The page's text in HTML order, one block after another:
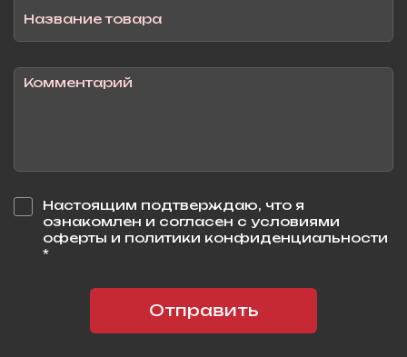
Настоящим подтверждаю, что я
ознакомлен и согласен с условиями
оферты и политики конфиденциальности
*
Отправить